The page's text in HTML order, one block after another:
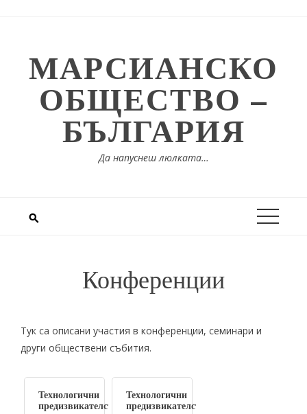
МАРСИАНСКО
ОБЩЕСТВО –
БЪЛГАРИЯ
Да напуснеш люлката…
Конференции
Тук са описани участия в конференции, семинари и
други обществени събития.
Технологични
предизвикателства
Технологични
предизвикателства